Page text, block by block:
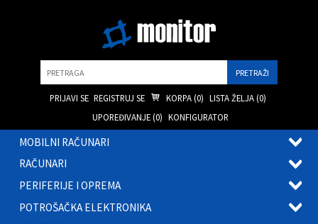
PRIJAVI SE REGISTRUJ SE KORPA (0) LISTA ŽELJA (0)
UPOREĐIVANJE (0) KONFIGURATOR
MOBILNI RAČUNARI
RAČUNARI
PERIFERIJE I OPREMA
POTROŠAČKA ELEKTRONIKA